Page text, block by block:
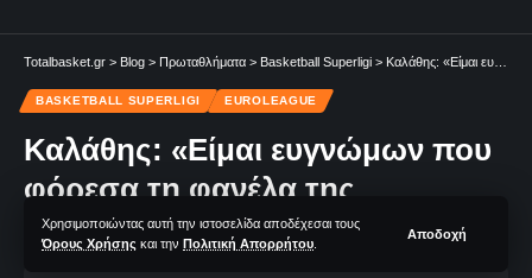
Χρησιμοποιώντας αυτή την ιστοσελίδα αποδέχεσαι τους
Όρους Χρήσης και την Πολιτική Απορρήτου
Αποδοχή
Totalbasket.gr > Blog > Πρωταθλήματα > Basketball Superligi > Καλάθης: «Είμαι ευγνώμων που φόρεσα τη φανέλα της Φενέρμπαχτσε»
BASKETBALL SUPERLIGI EUROLEAGUE
Καλάθης: «Είμαι ευγνώμων που
φόρεσα τη φανέλα της
Φενέρμπαχτσε»